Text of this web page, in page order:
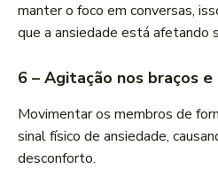
manter o foco em conversas,
que a ansiedade está afetando
6 – Agitação nos braços e
Movimentar os membros de
sinal físico de ansiedade,
desconforto.